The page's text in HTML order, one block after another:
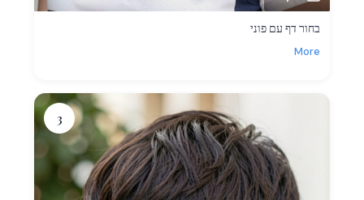
בחור דף עם פוני
More
3